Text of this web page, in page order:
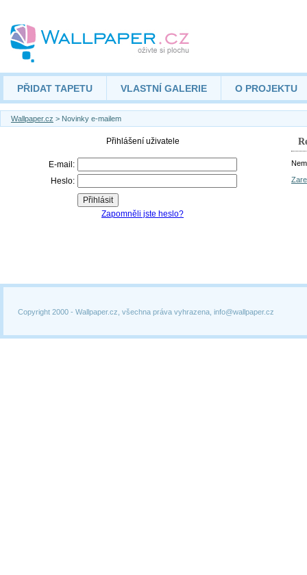
PŘIDAT TAPETU VLASTNÍ GALERIE O PROJEKTU
Wallpaper.cz > Novinky e-mailem
Copyright 2000 - Wallpaper.cz, všechna práva vyhrazena, info@wallpaper.cz